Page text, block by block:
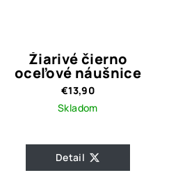
Žiarivé čierno
oceľové náušnice
€13,90
Skladom
Detail